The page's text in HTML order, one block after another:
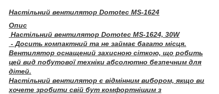
Настільний вентилятор Domotec MS-1624
Опис
Настільний вентилятор Domotec MS-1624, 30W
- Досить компактний та не займає багато місця.
Вентилятор оснащений захисною сіткою, що робить
цей вид побутової техніки абсолютно безпечним для
дітей.
Настільний вентилятор є відмінним вибором, якщо ви
хочете зробити свій бут комфортнішим з